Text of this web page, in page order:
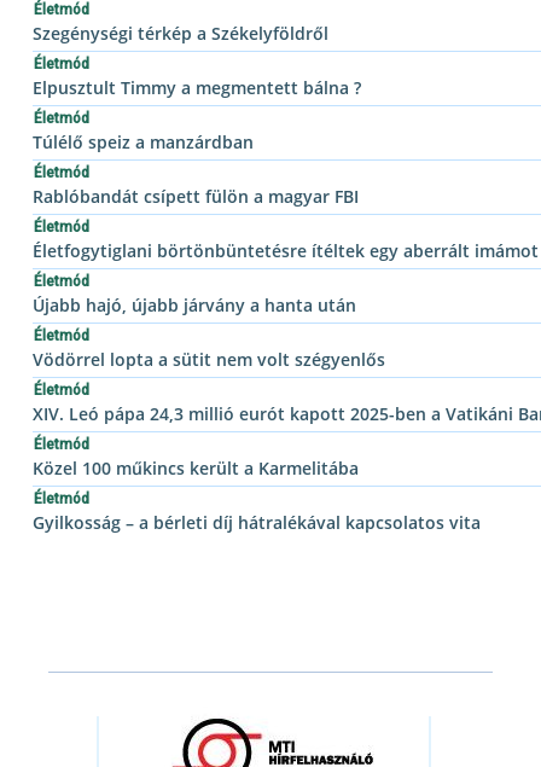
Életmód
Szegénységi térkép a Székelyföldről
Életmód
Elpusztult Timmy a megmentett bálna ?
Életmód
Túlélő speiz a manzárdban
Életmód
Rablóbandát csípett fülön a magyar FBI
Életmód
Életfogytiglani börtönbüntetésre ítéltek egy aberrált imámot
Életmód
Újabb hajó, újabb járvány a hanta után
Életmód
Vödörrel lopta a sütit nem volt szégyenlős
Életmód
XIV. Leó pápa 24,3 millió eurót kapott 2025-ben a Vatikáni
Életmód
Közel 100 műkincs került a Karmelitába
Életmód
Gyilkosság – a bérleti díj hátralékával kapcsolatos vita